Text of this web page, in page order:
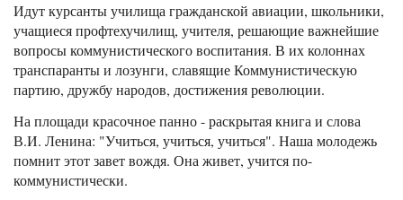
Идут курсанты училища гражданской авиации, школьники,
учащиеся профтехучилищ, учителя, решающие важнейшие
вопросы коммунистического воспитания. В их колоннах
транспаранты и лозунги, славящие Коммунистическую
партию, дружбу народов, достижения революции.
На площади красочное панно - раскрытая книга и слова
В.И. Ленина: "Учиться, учиться, учиться". Наша молодежь
помнит этот завет вождя. Она живет, учится по-
коммунистически.